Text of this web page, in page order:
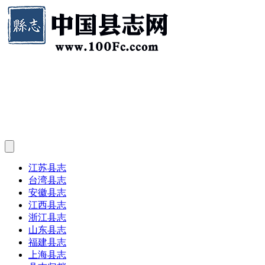
江苏县志
台湾县志
安徽县志
江西县志
浙江县志
山东县志
福建县志
上海县志